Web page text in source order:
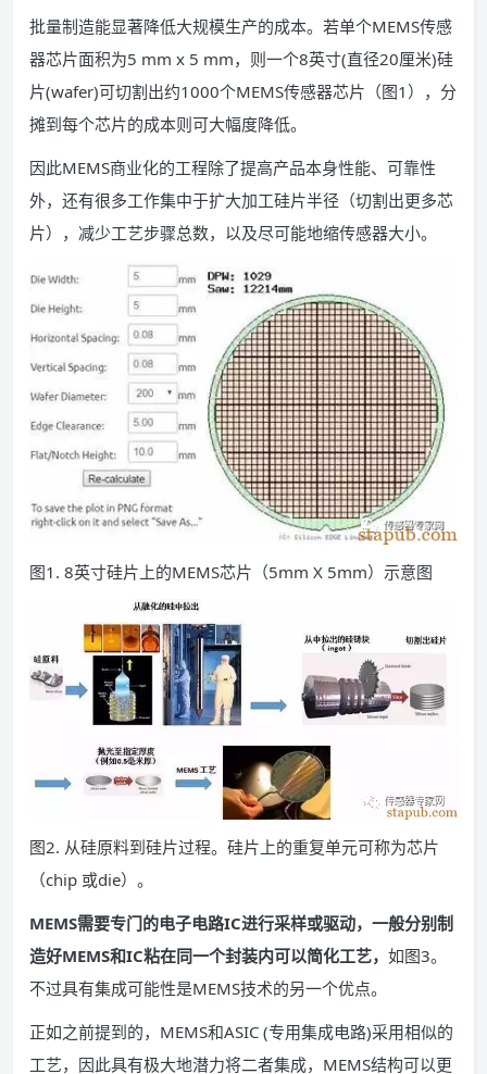
批量制造能显著降低大规模生产的成本。若单个MEMS传感
器芯片面积为5 mm x 5 mm，则一个8英寸(直径20厘米)硅
片(wafer)可切割出约1000个MEMS传感器芯片（图1），分
摊到每个芯片的成本则可大幅度降低。
因此MEMS商业化的工程除了提高产品本身性能、可靠性
外，还有很多工作集中于扩大加工硅片半径（切割出更多芯
片），减少工艺步骤总数，以及尽可能地缩传感器大小。
图1. 8英寸硅片上的MEMS芯片（5mm X 5mm）示意图
图2. 从硅原料到硅片过程。硅片上的重复单元可称为芯片
（chip 或die）。
MEMS需要专门的电子电路IC进行采样或驱动，一般分别制
造好MEMS和IC粘在同一个封装内可以简化工艺， 如图3。
不过具有集成可能性是MEMS技术的另一个优点。
正如之前提到的，MEMS和ASIC (专用集成电路)采用相似的
工艺，因此具有极大地潜力将二者集成，MEMS结构可以更